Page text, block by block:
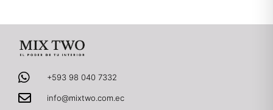
+593 98 040 7332
info@mixtwo.com.ec